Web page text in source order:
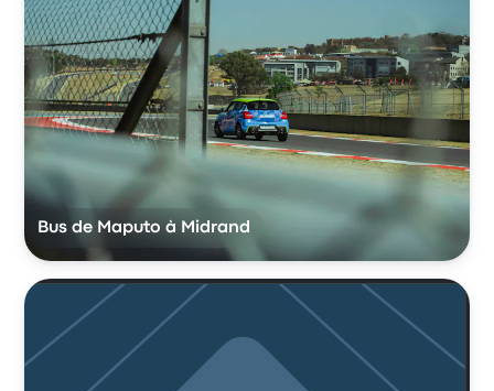
Bus de Maputo à Midrand